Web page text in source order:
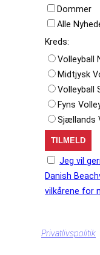
Dommer
Alle
Kreds:
Volleyball
Midtjysk
Volleyball
Fyns
Sjællands
Jeg vil
Danish
vilkårene for
Privatlivspolitik